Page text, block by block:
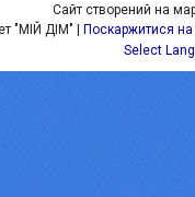
Сайт створений на
Поскаржитися на
Select